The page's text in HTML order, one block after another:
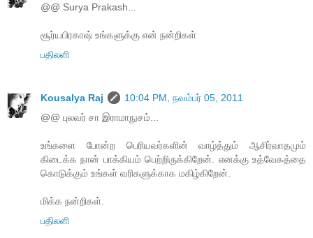
@@ Surya Prakash...
சூர்யபிரகாஷ் உங்களுக்கு என் நன்றிகள்
பதிலளி
Kousalya Raj
10:04 PM, நவம்பர் 05, 2011
@@ புலவர் சா இராமாநுசம்...
உங்களை போன்ற பெரியவர்களின் வாழ்த்தும் ஆசிர்வாதமும்
கிடைக்க நான் பாக்கியம் பெற்றிருக்கிறேன். எனக்கு உத்வேகத்தை
கொடுக்கும் உங்கள் வரிகளுக்காக மகிழ்கிறேன்.
மிக்க நன்றிகள்.
பதிலளி